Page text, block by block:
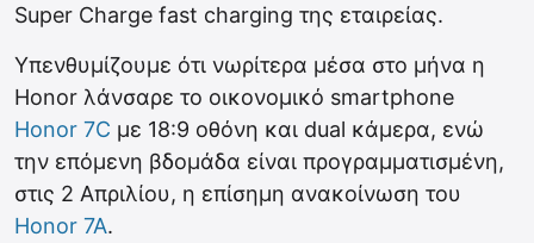
Super Charge fast charging της εταιρείας.
Υπενθυμίζουμε ότι νωρίτερα μέσα στο μήνα η
Honor λάνσαρε το οικονομικό smartphone
Honor 7C με 18:9 οθόνη και dual κάμερα, ενώ
την επόμενη βδομάδα είναι προγραμματισμένη,
στις 2 Απριλίου, η επίσημη ανακοίνωση του
Honor 7A.